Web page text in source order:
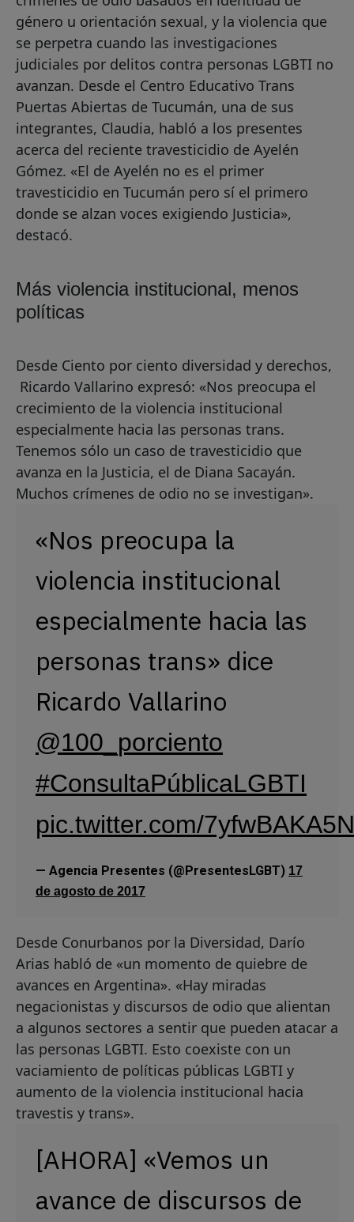
género u orientación sexual, y la violencia que
se perpetra cuando las investigaciones
judiciales por delitos contra personas LGBTI no
avanzan. Desde el Centro Educativo Trans
Puertas Abiertas de Tucumán, una de sus
integrantes, Claudia, habló a los presentes
acerca del reciente travesticidio de Ayelén
Gómez. «El de Ayelén no es el primer
travesticidio en Tucumán pero sí el primero
donde se alzan voces exigiendo Justicia»,
destacó.
Más violencia institucional, menos
políticas
Desde Ciento por ciento diversidad y derechos,
Ricardo Vallarino expresó: «Nos preocupa el
crecimiento de la violencia institucional
especialmente hacia las personas trans.
Tenemos sólo un caso de travesticidio que
avanza en la Justicia, el de Diana Sacayán.
Muchos crímenes de odio no se investigan».
«Nos preocupa la
violencia institucional
especialmente hacia las
personas trans» dice
Ricardo Vallarino
@100_porciento
#ConsultaPúblicaLGBTI
pic.twitter.com/7yfwBAKA5N
— Agencia Presentes (@PresentesLGBT) 17
de agosto de 2017
Desde Conurbanos por la Diversidad, Darío
Arias habló de «un momento de quiebre de
avances en Argentina». «Hay miradas
negacionistas y discursos de odio que alientan
a algunos sectores a sentir que pueden atacar a
las personas LGBTI. Esto coexiste con un
vaciamiento de políticas públicas LGBTI y
aumento de la violencia institucional hacia
travestis y trans».
[AHORA] «Vemos un
avance de discursos de